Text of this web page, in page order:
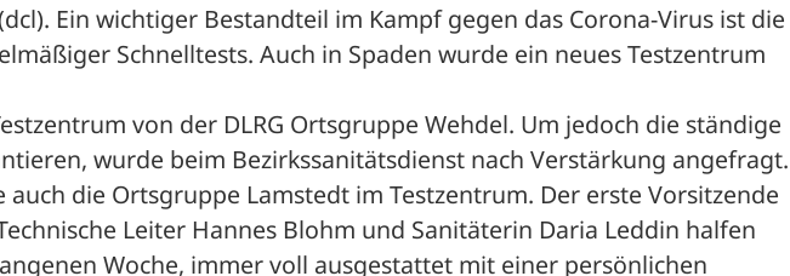
Ein wichtiger Bestandteil im Kampf gegen das Corona-Virus ist die
Schnelltests. Auch in Spaden wurde ein neues Testzentrum
von der DLRG Ortsgruppe Wehdel. Um jedoch die ständige
wurde beim Bezirkssanitätsdienst nach Verstärkung angefragt.
die Ortsgruppe Lamstedt im Testzentrum. Der erste Vorsitzende
Leiter Hannes Blohm und Sanitäterin Daria Leddin halfen
Woche, immer voll ausgestattet mit einer persönlichen